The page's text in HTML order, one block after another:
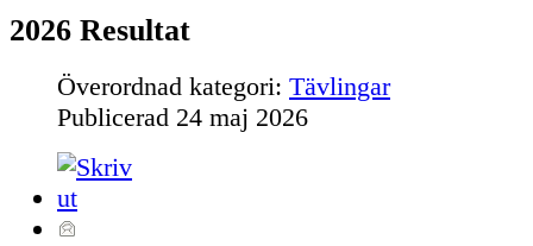
2026 Resultat
Överordnad kategori: Tävlingar
Publicerad 24 maj 2026